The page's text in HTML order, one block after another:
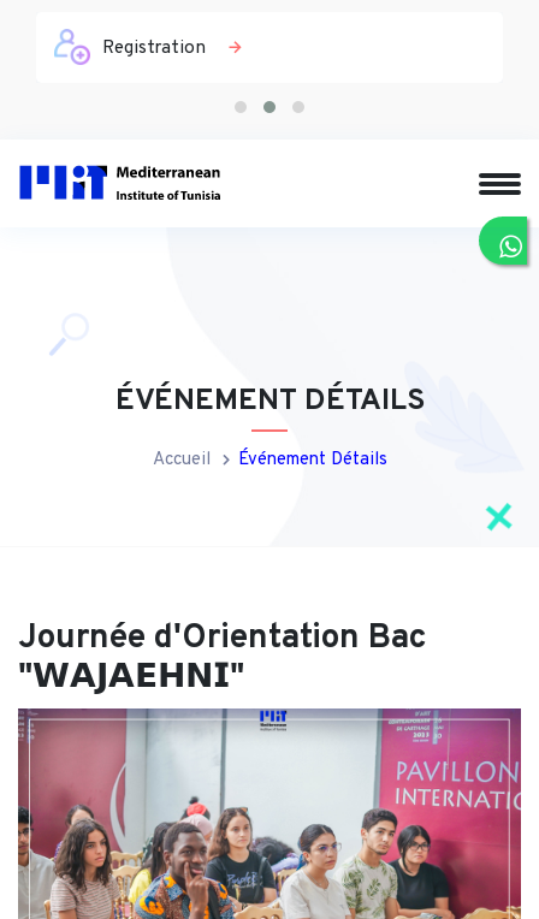
10 Diplôme
ÉVÉNEMENT DÉTAILS
Accueil Événement Détails
Journée d'Orientation Bac
"𝗪𝗔𝗝𝗔𝗘𝗛𝗡𝗜"